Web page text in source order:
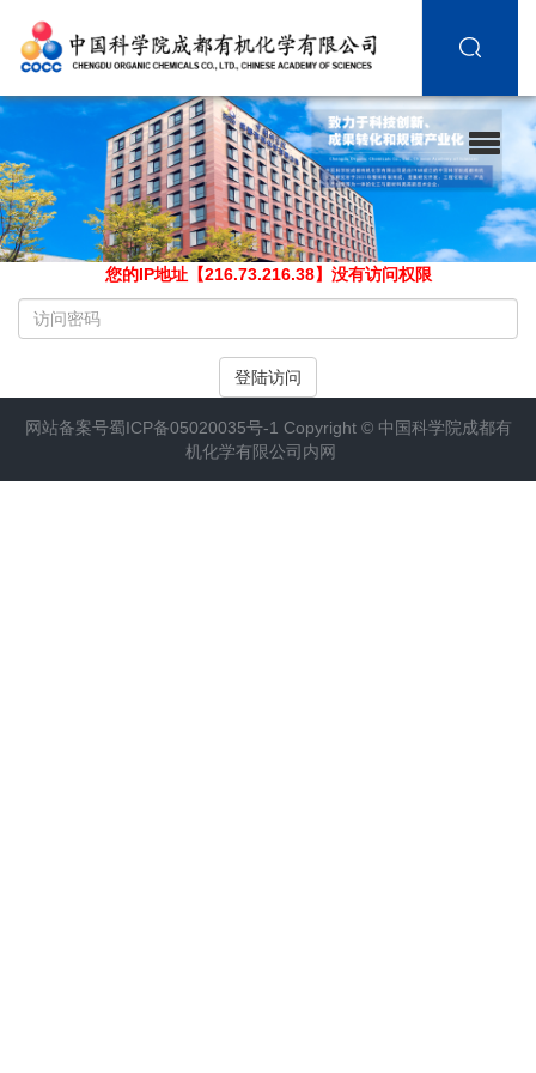
您的IP地址【216.73.216.38】没有访问权限
输
入
访
密
码
登陆访问
网站备案号蜀ICP备05020035号-1 Copyright © 中国科学院成都有
机化学有限公司内网